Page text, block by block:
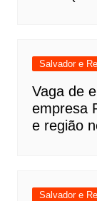
Salvador e
Vaga de
empresa
e região
Salvador e